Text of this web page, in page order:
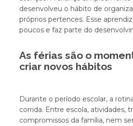
desenvolveu o hábito de
próprios pertences. Esse
poucos e faz parte do
As férias são o
criar novos hábitos
Durante o período escolar, a
corrida. Entre escola, atividades,
compromissos da família, nem